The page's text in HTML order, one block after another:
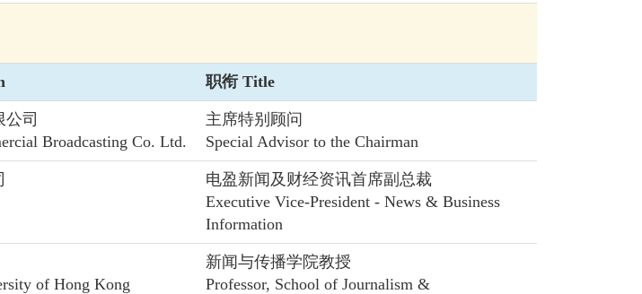
职衔 Title
司
Broadcasting Co. Ltd.
主席特别顾问
Special Advisor to the Chairman
电盈新闻及财经资讯首席副总裁
Executive Vice-President - News & Business
Information
of Hong Kong
新闻与传播学院教授
Professor, School of Journalism &